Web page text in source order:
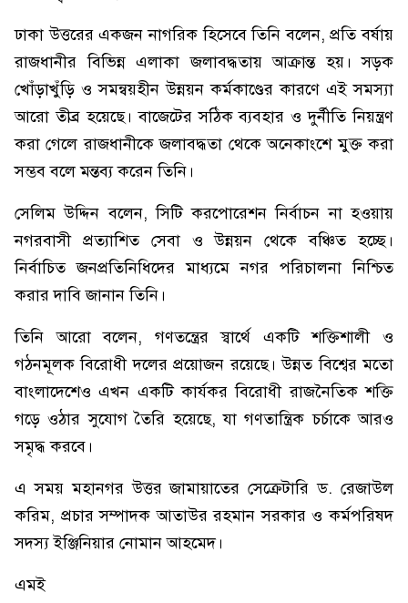
ঢাকা উত্তরের একজন নাগরিক হিসেবে তিনি বলেন, প্রতি বর্ষায়
রাজধানীর বিভিন্ন এলাকা জলাবদ্ধতায় আক্রান্ত হয়। সড়ক
খোঁড়াখুঁড়ি ও সমন্বয়হীন উন্নয়ন কর্মকাণ্ডের কারণে এই সমস্যা
আরো তীব্র হয়েছে। বাজেটের সঠিক ব্যবহার ও দুর্নীতি নিয়ন্ত্রণ
করা গেলে রাজধানীকে জলাবদ্ধতা থেকে অনেকাংশে মুক্ত করা
সম্ভব বলে মন্তব্য করেন তিনি।
সেলিম উদ্দিন বলেন, সিটি করপোরেশন নির্বাচন না হওয়ায়
নগরবাসী প্রত্যাশিত সেবা ও উন্নয়ন থেকে বঞ্চিত হচ্ছে।
নির্বাচিত জনপ্রতিনিধিদের মাধ্যমে নগর পরিচালনা নিশ্চিত
করার দাবি জানান তিনি।
তিনি আরো বলেন, গণতন্ত্রের স্বার্থে একটি শক্তিশালী ও
গঠনমূলক বিরোধী দলের প্রয়োজন রয়েছে। উন্নত বিশ্বের মতো
বাংলাদেশেও এখন একটি কার্যকর বিরোধী রাজনৈতিক শক্তি
গড়ে ওঠার সুযোগ তৈরি হয়েছে, যা গণতান্ত্রিক চর্চাকে আরও
সমৃদ্ধ করবে।
এ সময় মহানগর উত্তর জামায়াতের সেক্রেটারি ড. রেজাউল
করিম, প্রচার সম্পাদক আতাউর রহমান সরকার ও কর্মপরিষদ
সদস্য ইঞ্জিনিয়ার নোমান আহমেদ।
এমই